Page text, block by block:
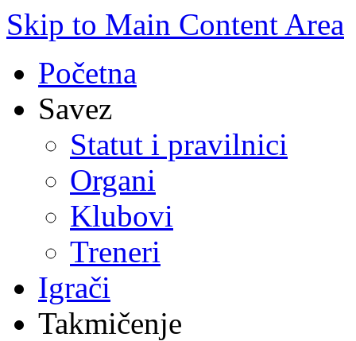
Skip to Main Content Area
Početna
Savez
Statut i pravilnici
Organi
Klubovi
Treneri
Igrači
Takmičenje